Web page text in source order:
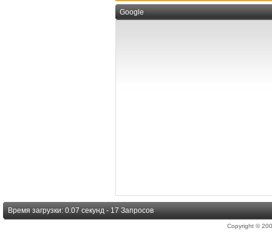
Google
Время загрузки: 0.07 секунд - 17 Запросов
Copyright ©